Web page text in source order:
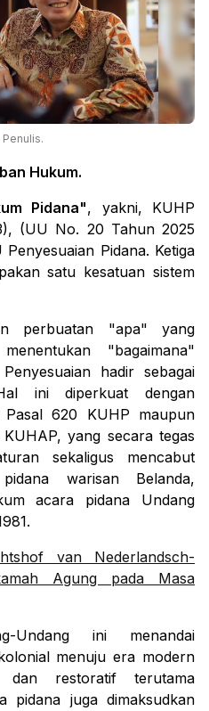
Penulis.
Hukum.
Pidana", yakni, KUHP
(UU No. 20 Tahun 2025
Pidana. Ketiga
satu kesatuan sistem
perbuatan "apa" yang
"bagaimana"
hadir sebagai
ini diperkuat dengan
Pasal 620 KUHP maupun
, yang secara tegas
sekaligus mencabut
warisan Belanda,
acara pidana Undang
van Nederlandsch-
Agung pada Masa
Undang ini menandai
menuju era modern
restoratif terutama
pidana juga dimaksudkan